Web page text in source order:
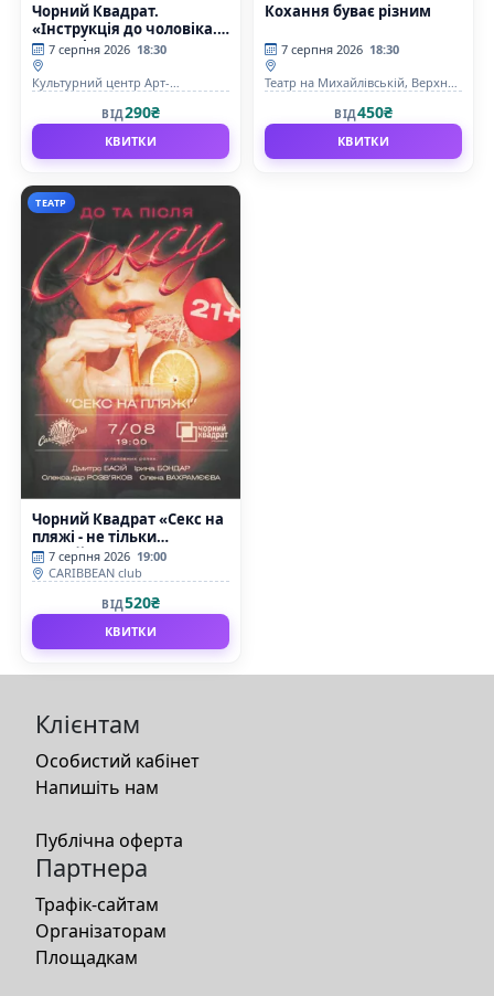
Чорний Квадрат.
«Інструкція до чоловіка.
Гарантія щастя»
7 серпня 2026 18:30
Культурний центр Арт-
ВІД290₴
КВИТКИ
Кохання буває різним
7 серпня 2026 18:30
Театр на Михайлівській, Верхня
ВІД450₴
КВИТКИ
ТЕАТР
Чорний Квадрат «Секс на
пляжі - не тільки
коктейль»
7 серпня 2026 19:00
CARIBBEAN club
ВІД520₴
КВИТКИ
Клієнтам
Особистий кабінет
Напишіть нам
Публічна оферта
Партнера
Трафік-сайтам
Організаторам
Площадкам